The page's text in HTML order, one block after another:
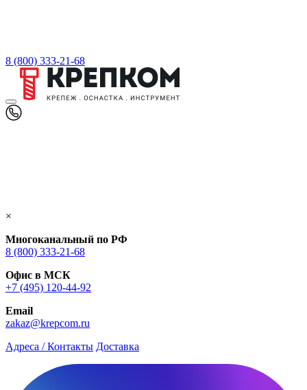
8 (800) 333-21-68
×
Многоканальный по РФ
8 (800) 333‑21-68
Офис в МСК
+7 (495) 120-44-92
Email
zakaz@krepcom.ru
Адреса / Контакты Доставка